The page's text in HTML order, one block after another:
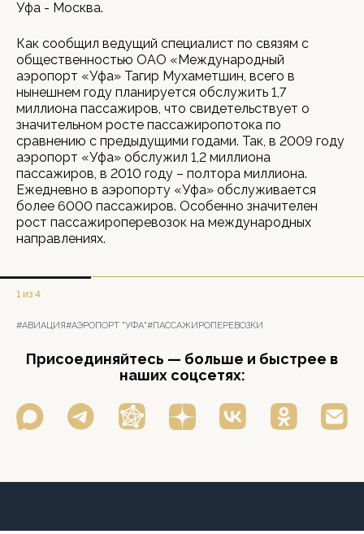
Уфа - Москва.
Как сообщил ведущий специалист по связям с
общественностью ОАО «Международный
аэропорт «Уфа» Тагир Мухаметшин, всего в
нынешнем году планируется обслужить 1,7
миллиона пассажиров, что свидетельствует о
значительном росте пассажиропотока по
сравнению с предыдущими годами. Так, в 2009 году
аэропорт «Уфа» обслужил 1,2 миллиона
пассажиров, в 2010 году – полтора миллиона.
Ежедневно в аэропорту «Уфа» обслуживается
более 6000 пассажиров. Особенно значителен
рост пассажироперевозок на международных
направлениях.
1 из 4
#АВИАЦИЯ#АЭРОПОРТ "УФА"#ПАССАЖИРОПЕРЕВОЗКИ
Присоединяйтесь — больше и быстрее в
наших соцсетях: